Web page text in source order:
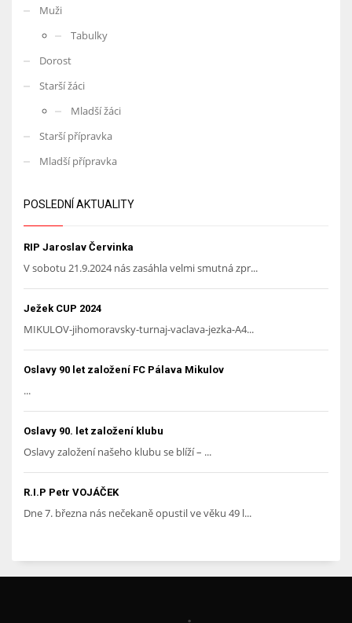
Muži
Tabulky
Dorost
Starší žáci
Mladší žáci
Starší přípravka
Mladší přípravka
POSLEDNÍ AKTUALITY
RIP Jaroslav Červinka
V sobotu 21.9.2024 nás zasáhla velmi smutná zpr...
Ježek CUP 2024
MIKULOV-jihomoravsky-turnaj-vaclava-jezka-A4...
Oslavy 90 let založení FC Pálava Mikulov
...
Oslavy 90. let založení klubu
Oslavy založení našeho klubu se blíží – ...
R.I.P Petr VOJÁČEK
Dne 7. března nás nečekaně opustil ve věku 49 l...